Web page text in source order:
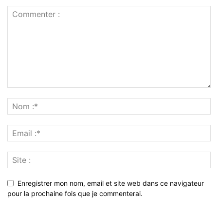
Enregistrer mon nom, email et site web dans ce navigateur
pour la prochaine fois que je commenterai.